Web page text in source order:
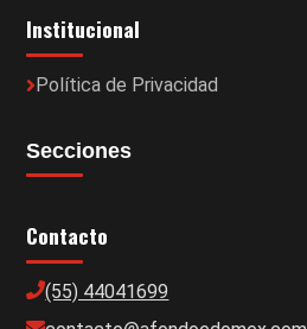
Institucional
Política de Privacidad
Secciones
Contacto
(55) 44041699